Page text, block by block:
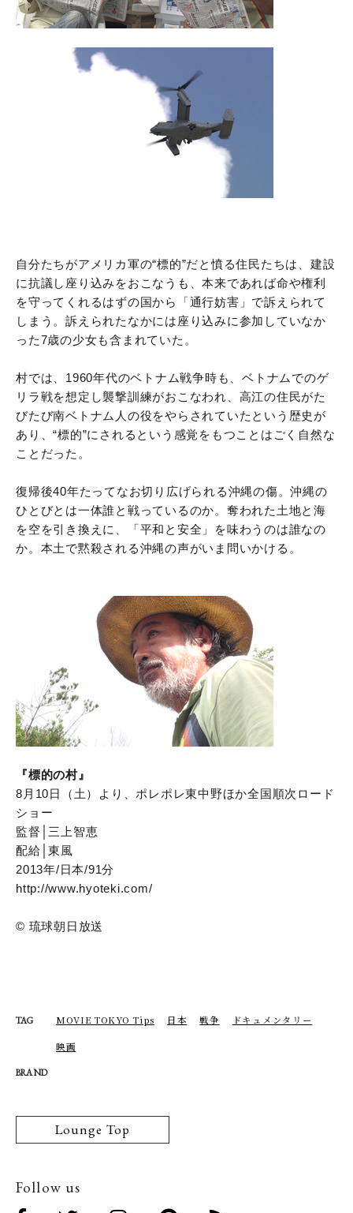
自分たちがアメリカ軍の“標的”だと憤る住民たちは、建設
に抗議し座り込みをおこなうも、本来であれば命や権利
を守ってくれるはずの国から「通行妨害」で訴えられて
しまう。訴えられたなかには座り込みに参加していなか
った7歳の少女も含まれていた。
村では、1960年代のベトナム戦争時も、ベトナムでのゲ
リラ戦を想定し襲撃訓練がおこなわれ、高江の住民がた
びたび南ベトナム人の役をやらされていたという歴史が
あり、“標的”にされるという感覚をもつことはごく自然な
ことだった。
復帰後40年たってなお切り広げられる沖縄の傷。沖縄の
ひとびとは一体誰と戦っているのか。奪われた土地と海
を空を引き換えに、「平和と安全」を味わうのは誰なの
か。本土で黙殺される沖縄の声がいま問いかける。
『標的の村』
8月10日（土）より、ポレポレ東中野ほか全国順次ロード
ショー
監督│三上智恵
配給│東風
2013年/日本/91分
http://www.hyoteki.com/
© 琉球朝日放送
TAG MOVIE TOKYO Tips 日本 戦争 ドキュメンタリー
映画
BRAND
Lounge Top
Follow us